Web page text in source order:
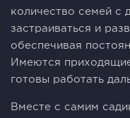
количество семей с
застраиваться и
обеспечивая
Имеются
готовы работать
Вместе с самим